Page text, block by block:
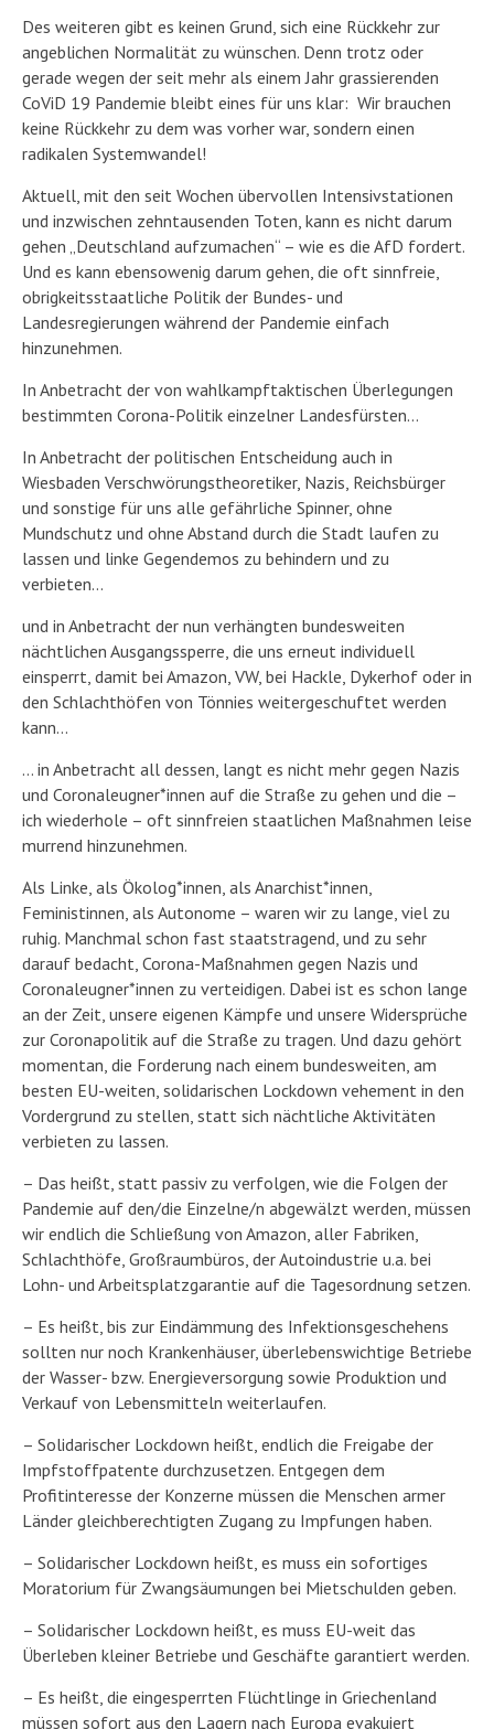
Des weiteren gibt es keinen Grund, sich eine Rückkehr zur
angeblichen Normalität zu wünschen. Denn trotz oder
gerade wegen der seit mehr als einem Jahr grassierenden
CoViD 19 Pandemie bleibt eines für uns klar: Wir brauchen
keine Rückkehr zu dem was vorher war, sondern einen
radikalen Systemwandel!
Aktuell, mit den seit Wochen übervollen Intensivstationen
und inzwischen zehntausenden Toten, kann es nicht darum
gehen „Deutschland aufzumachen“ – wie es die AfD fordert.
Und es kann ebensowenig darum gehen, die oft sinnfreie,
obrigkeitsstaatliche Politik der Bundes- und
Landesregierungen während der Pandemie einfach
hinzunehmen.
In Anbetracht der von wahlkampftaktischen Überlegungen
bestimmten Corona-Politik einzelner Landesfürsten…
In Anbetracht der politischen Entscheidung auch in
Wiesbaden Verschwörungstheoretiker, Nazis, Reichsbürger
und sonstige für uns alle gefährliche Spinner, ohne
Mundschutz und ohne Abstand durch die Stadt laufen zu
lassen und linke Gegendemos zu behindern und zu
verbieten…
und in Anbetracht der nun verhängten bundesweiten
nächtlichen Ausgangssperre, die uns erneut individuell
einsperrt, damit bei Amazon, VW, bei Hackle, Dykerhof oder in
den Schlachthöfen von Tönnies weitergeschuftet werden
kann…
… in Anbetracht all dessen, langt es nicht mehr gegen Nazis
und Coronaleugner*innen auf die Straße zu gehen und die –
ich wiederhole – oft sinnfreien staatlichen Maßnahmen leise
murrend hinzunehmen.
Als Linke, als Ökolog*innen, als Anarchist*innen,
Feministinnen, als Autonome – waren wir zu lange, viel zu
ruhig. Manchmal schon fast staatstragend, und zu sehr
darauf bedacht, Corona-Maßnahmen gegen Nazis und
Coronaleugner*innen zu verteidigen. Dabei ist es schon lange
an der Zeit, unsere eigenen Kämpfe und unsere Widersprüche
zur Coronapolitik auf die Straße zu tragen. Und dazu gehört
momentan, die Forderung nach einem bundesweiten, am
besten EU-weiten, solidarischen Lockdown vehement in den
Vordergrund zu stellen, statt sich nächtliche Aktivitäten
verbieten zu lassen.
– Das heißt, statt passiv zu verfolgen, wie die Folgen der
Pandemie auf den/die Einzelne/n abgewälzt werden, müssen
wir endlich die Schließung von Amazon, aller Fabriken,
Schlachthöfe, Großraumbüros, der Autoindustrie u.a. bei
Lohn- und Arbeitsplatzgarantie auf die Tagesordnung setzen.
– Es heißt, bis zur Eindämmung des Infektionsgeschehens
sollten nur noch Krankenhäuser, überlebenswichtige Betriebe
der Wasser- bzw. Energieversorgung sowie Produktion und
Verkauf von Lebensmitteln weiterlaufen.
– Solidarischer Lockdown heißt, endlich die Freigabe der
Impfstoffpatente durchzusetzen. Entgegen dem
Profitinteresse der Konzerne müssen die Menschen armer
Länder gleichberechtigten Zugang zu Impfungen haben.
– Solidarischer Lockdown heißt, es muss ein sofortiges
Moratorium für Zwangsäumungen bei Mietschulden geben.
– Solidarischer Lockdown heißt, es muss EU-weit das
Überleben kleiner Betriebe und Geschäfte garantiert werden.
– Es heißt, die eingesperrten Flüchtlinge in Griechenland
müssen sofort aus den Lagern nach Europa evakuiert